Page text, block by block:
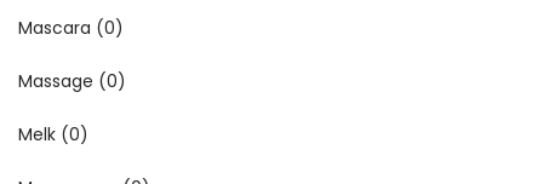
Mascara (0)
Massage (0)
Melk (0)